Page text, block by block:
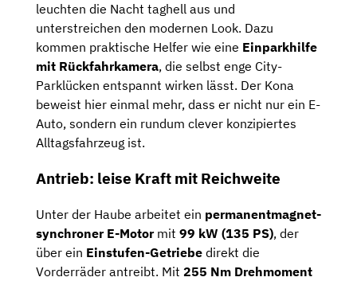
leuchten die Nacht taghell aus und
unterstreichen den modernen Look. Dazu
kommen praktische Helfer wie eine Einparkhilfe
mit Rückfahrkamera, die selbst enge City-
Parklücken entspannt wirken lässt. Der Kona
beweist hier einmal mehr, dass er nicht nur ein E-
Auto, sondern ein rundum clever konzipiertes
Alltagsfahrzeug ist.
Antrieb: leise Kraft mit Reichweite
Unter der Haube arbeitet ein permanentmagnet-
synchroner E-Motormit 99 kW (135 PS), der
über ein Einstufen-Getriebe direkt die
Vorderräder antreibt. Mit 255 Nm Drehmoment